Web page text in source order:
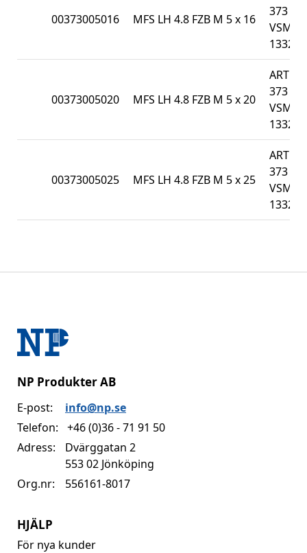
00373005016 MFS LH 4.8 FZB M 5 x 16
373 /
VSM
13328
00373005020 MFS LH 4.8 FZB M 5 x 20
ART
373 /
VSM
13328
00373005025 MFS LH 4.8 FZB M 5 x 25
ART
373 /
VSM
13328
NP Produkter AB
E-post:
info@np.se
Telefon:
+46 (0)36 - 71 91 50
Adress:
Dvärggatan 2
553 02 Jönköping
Org.nr:
556161-8017
HJÄLP
För nya kunder